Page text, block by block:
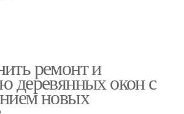
ремонт и
деревянных окон с
новых